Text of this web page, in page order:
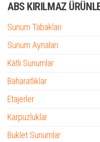
ABS KIRILMAZ
Sunum Tabakları
Sunum Aynaları
Katlı Sunumlar
Baharatlıklar
Etajerler
Karpuzluklar
Buklet Sunumlar